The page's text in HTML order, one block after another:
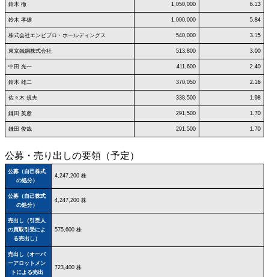
鈴木 徹 1,050,000 6.13
鈴木 孝雄 1,000,000 5.84
株式会社エンビプロ・ホールディングス 540,000 3.15
東京鐵鋼株式会社 513,800 3.00
中田 光一 411,600 2.40
鈴木 雄二 370,050 2.16
佐々木 規夫 338,500 1.98
鎌田 英彦 291,500 1.70
鎌田 俊哉 291,500 1.70
公募・売り出しの要領（予定）
公募（自己株式
の処分）
4,247,200 株
公募（自己株式
の処分）
4,247,200 株
売出し（引受人
の買取引受によ
る売出し）
575,600 株
売出し（オーバ
ーアロットメン
トによる売出
723,400 株